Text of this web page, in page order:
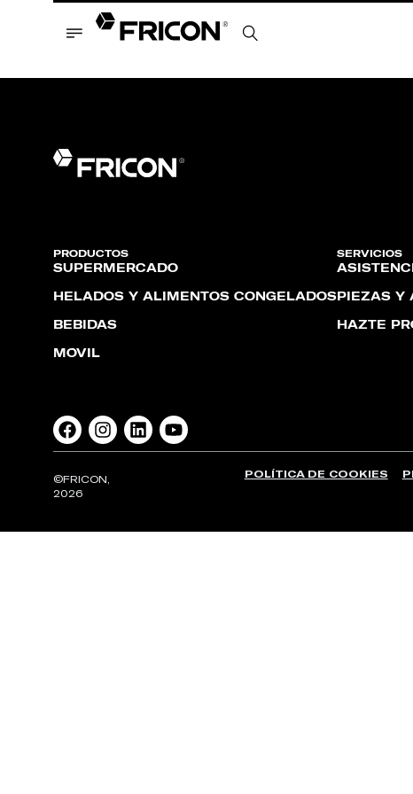
PRODUCTOS
SUPERMERCADO
HELADOS Y ALIMENTOS CONGELADOS
BEBIDAS
MÓVIL
SERVICIOS
PIEZAS Y
HAZTE
©FRICON,
2026
POLÍTICA DE COOKIES